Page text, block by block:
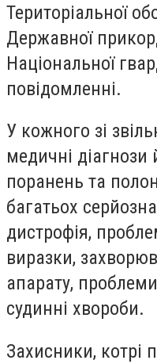
Територіальної
Державної
Національної
повідомленні.
У кожного зі
медичні діагнози
поранень та
багатьох
дистрофія,
виразки,
апарату,
судинні хвороби.
Захисники, котрі